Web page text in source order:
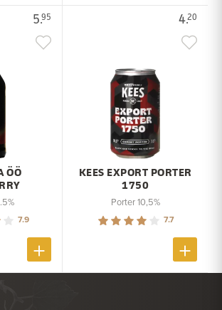
5.95
ÖÖ
7.9
4.20
KEES EXPORT PORTER
1750
Porter 10,5%
7.7